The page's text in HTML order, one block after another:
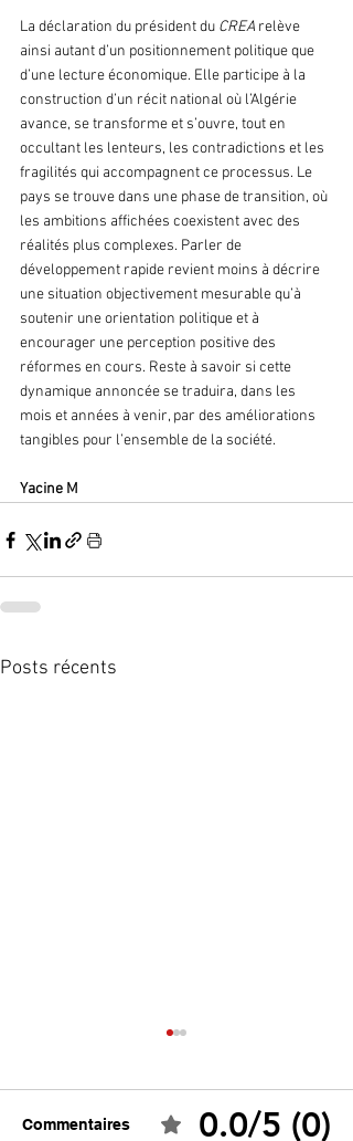
La déclaration du président du CREA relève
ainsi autant d’un positionnement politique que
d’une lecture économique. Elle participe à la
construction d’un récit national où l’Algérie
avance, se transforme et s’ouvre, tout en
occultant les lenteurs, les contradictions et les
fragilités qui accompagnent ce processus. Le
pays se trouve dans une phase de transition, où
les ambitions affichées coexistent avec des
réalités plus complexes. Parler de
développement rapide revient moins à décrire
une situation objectivement mesurable qu’à
soutenir une orientation politique et à
encourager une perception positive des
réformes en cours. Reste à savoir si cette
dynamique annoncée se traduira, dans les
mois et années à venir, par des améliorations
tangibles pour l’ensemble de la société.
Yacine M
Posts récents
Commentaires 0.0/5 (0)